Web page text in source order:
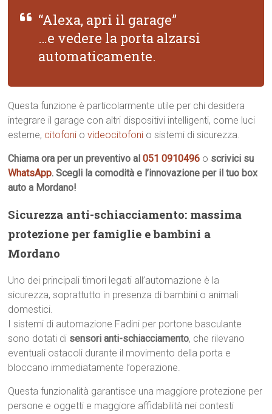
“Alexa, apri il garage”
…e vedere la porta alzarsi
automaticamente.
Questa funzione è particolarmente utile per chi desidera
integrare il garage con altri dispositivi intelligenti, come luci
esterne, citofoni ovideocitofoni o sistemi di sicurezza.
Chiama ora per un preventivo al051 0910496 o scrivici su
WhatsApp. Scegli la comodità e l’innovazione per il tuo box
auto a Mordano!
Sicurezza anti-schiacciamento: massima
protezione per famiglie e bambini a
Mordano
Uno dei principali timori legati all’automazione è la
sicurezza, soprattutto in presenza di bambini o animali
domestici.
I sistemi di automazione Fadini per portone basculante
sono dotati di sensori anti-schiacciamento, che rilevano
eventuali ostacoli durante il movimento della porta e
bloccano immediatamente l’operazione.
Questa funzionalità garantisce una maggiore protezione per
persone e oggetti e maggiore affidabilità nei contesti